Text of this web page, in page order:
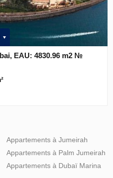
EAU: 4830.96 m2 №
Appartements à Jumeirah
Appartements à Palm Jumeirah
Appartements à Dubaï Marina